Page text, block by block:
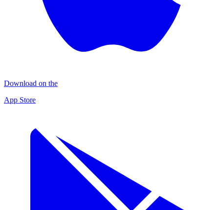
Download on the
App Store